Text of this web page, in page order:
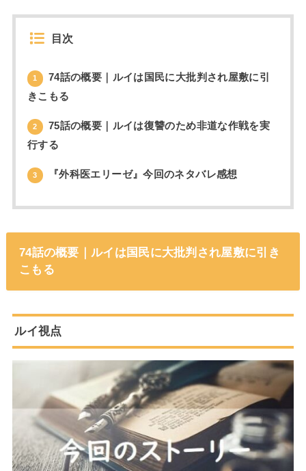
目次
1
74話の概要｜ルイは国民に大批判され屋敷に引
きこもる
2
75話の概要｜ルイは復讐のため非道な作戦を実
行する
3 『外科医エリーゼ』今回のネタバレ感想
74話の概要｜ルイは国民に大批判され屋敷に引き
こもる
ルイ視点